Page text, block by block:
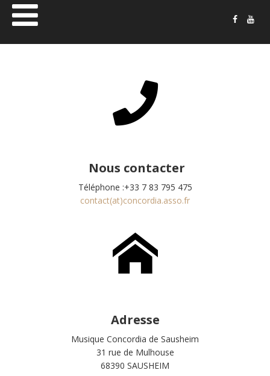
Concordia
Sausheim
Nous contacter
Téléphone :+33 7 83 795 475
contact(at)concordia.asso.fr
Adresse
Musique Concordia de Sausheim
31 rue de Mulhouse
68390 SAUSHEIM